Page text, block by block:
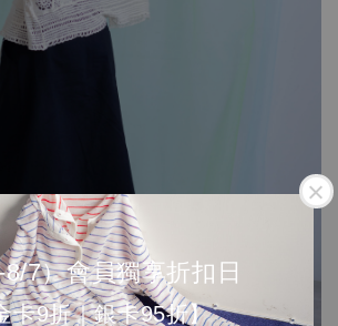
7）會員獨享折扣日
卡9折｜銀卡95折】